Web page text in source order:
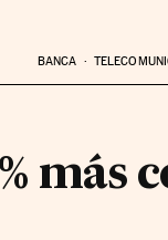
BANCA
más